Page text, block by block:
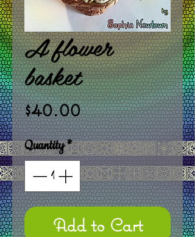
A flower
basket
$40.00Price
Quantity*
Add to Cart